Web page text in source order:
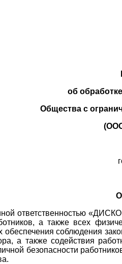
об
Общества с
ответственностью
а также всех
обеспечения соблюдения
а также содействия
безопасности